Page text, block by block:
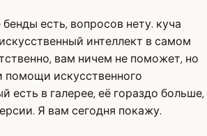
бенды есть, вопросов нету. куча
интеллект в самом
вам ничем не поможет, но
помощи искусственного
есть в галерее, её гораздо больше,
Я вам сегодня покажу.